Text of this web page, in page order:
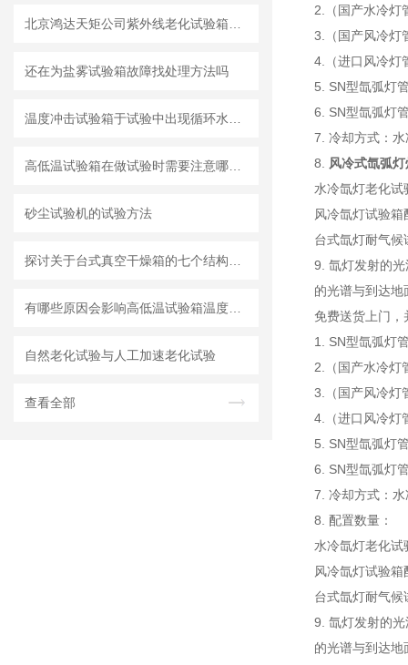
还在为盐雾试验箱故障找处理方法吗
砂尘试验机的试验方法
自然老化试验与人工加速老化试验
查看全部
2.（国产水冷灯
3.（国产风冷灯
4.（进口风冷灯
5. SN型氙弧灯
6. SN型氙弧灯
7. 冷却方式：
8.
风冷式氙弧
水冷氙灯老化
风冷氙灯试验
台式氙灯耐气
9. 氙灯发射的
的光谱与到达
免费送货上门，
1. SN型氙弧灯
2.（国产水冷灯
3.（国产风冷灯
4.（进口风冷灯
5. SN型氙弧灯
6. SN型氙弧灯
7. 冷却方式：
8. 配置数量：
水冷氙灯老化
风冷氙灯试验
台式氙灯耐气
9. 氙灯发射的
的光谱与到达